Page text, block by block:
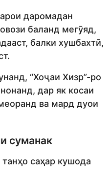
даромадан
баланд мегӯяд,
балки хушбахтӣ,
“Хоҷаи Хизр”-ро
дар як косаи
ва мард дуои
суманак
саҳар кушода